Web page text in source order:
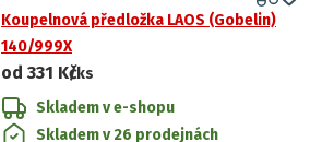
Koupelnová předložka LAOS (Gobelin)
140/999X
od 331 Kč/ks
Skladem v e-shopu
Skladem v 26 prodejnách